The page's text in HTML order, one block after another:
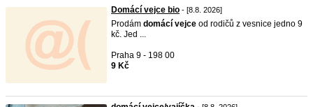
Domácí vejce bio - [8.8. 2026]
Prodám domácí vejce od rodičů z vesnice jedno 9
kč. Jed ...
Praha 9 - 198 00
9 Kč